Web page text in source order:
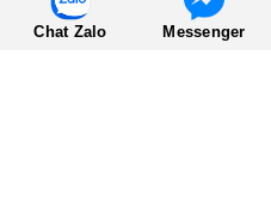
Chat Zalo Messenger